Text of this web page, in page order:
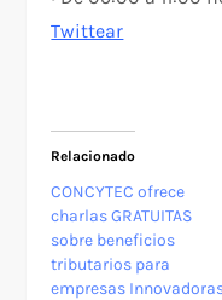
Twittear
Relacionado
CONCYTEC ofrece
charlas GRATUITAS
sobre beneficios
tributarios para
empresas